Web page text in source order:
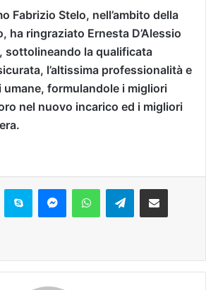
Fabrizio Stelo, nell’ambito della
ha ringraziato Ernesta D’Alessio
sottolineando la qualificata
l’altissima professionalità e
formulandole i migliori
nel nuovo incarico ed i migliori
Telegram